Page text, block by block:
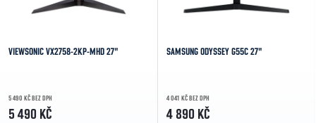
VIEWSONIC VX2758-2KP-MHD 27"
5 490 KČ BEZ DPH
5 490 KČ
SAMSUNG ODYSSEY G55C 27"
4 041 KČ BEZ DPH
4 890 KČ